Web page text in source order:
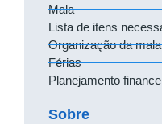
Mala
Lista de itens
Organização da mala
Férias
Planejamento
Sobre